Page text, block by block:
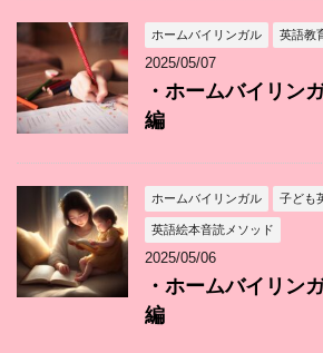
ホームバイリンガル 英語教
2025/05/07
・ホームバイリン
編
ホームバイリンガル 子ども
英語絵本音読メソッド
2025/05/06
・ホームバイリン
編